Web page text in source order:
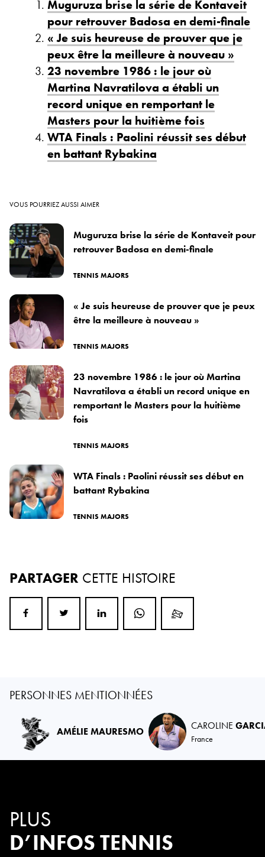
Muguruza brise la série de Kontaveit
pour retrouver Badosa en demi-finale
« Je suis heureuse de prouver que je
peux être la meilleure à nouveau »
23 novembre 1986 : le jour où
Martina Navratilova a établi un
record unique en remportant le
Masters pour la huitième fois
WTA Finals : Paolini réussit ses début
en battant Rybakina
VOUS POURRIEZ AUSSI AIMER
Muguruza brise la série de Kontaveit pour
retrouver Badosa en demi-finale
TENNIS MAJORS
« Je suis heureuse de prouver que je peux
être la meilleure à nouveau »
TENNIS MAJORS
23 novembre 1986 : le jour où Martina
Navratilova a établi un record unique en
remportant le Masters pour la huitième
fois
TENNIS MAJORS
WTA Finals : Paolini réussit ses début en
battant Rybakina
TENNIS MAJORS
PARTAGER CETTE HISTOIRE
PERSONNES MENTIONNÉES
AMÉLIE MAURESMO CAROLINE
France
PLUS
D’INFOS TENNIS